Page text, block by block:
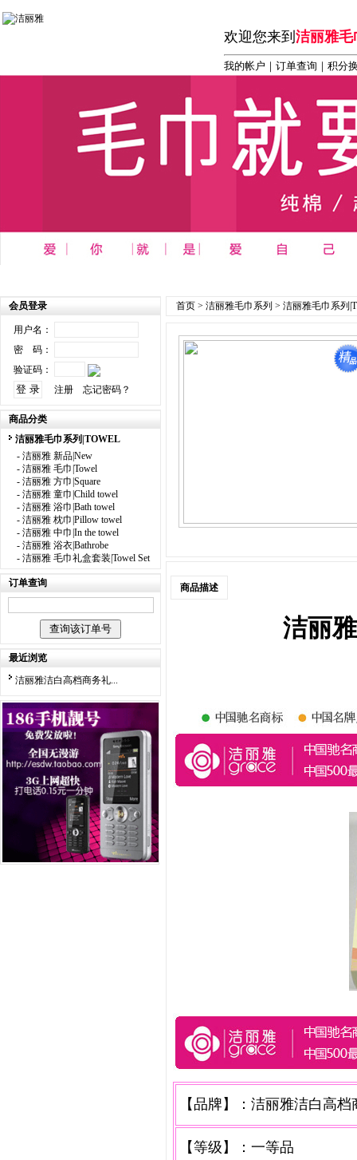
欢迎您来到 洁丽雅毛
我的帐户 ｜ 订单查询 ｜积分
会员登录
用户名：
密 码：
验证码：
注册
忘记密码？
商品分类
洁丽雅毛巾系列|TOWEL
- 洁丽雅 新品|New
- 洁丽雅 毛巾|Towel
- 洁丽雅 方巾|Square
- 洁丽雅 童巾|Child towel
- 洁丽雅 浴巾|Bath towel
- 洁丽雅 枕巾|Pillow towel
- 洁丽雅 中巾|In the towel
- 洁丽雅 浴衣|Bathrobe
- 洁丽雅 毛巾礼盒套装|Towel Set
订单查询
最近浏览
洁丽雅洁白高档商务礼...
首页 > 洁丽雅毛巾系列 > 洁丽雅毛巾系列
商品描述
洁丽
【品牌】： 洁丽雅洁白高档
【等级】：一等品